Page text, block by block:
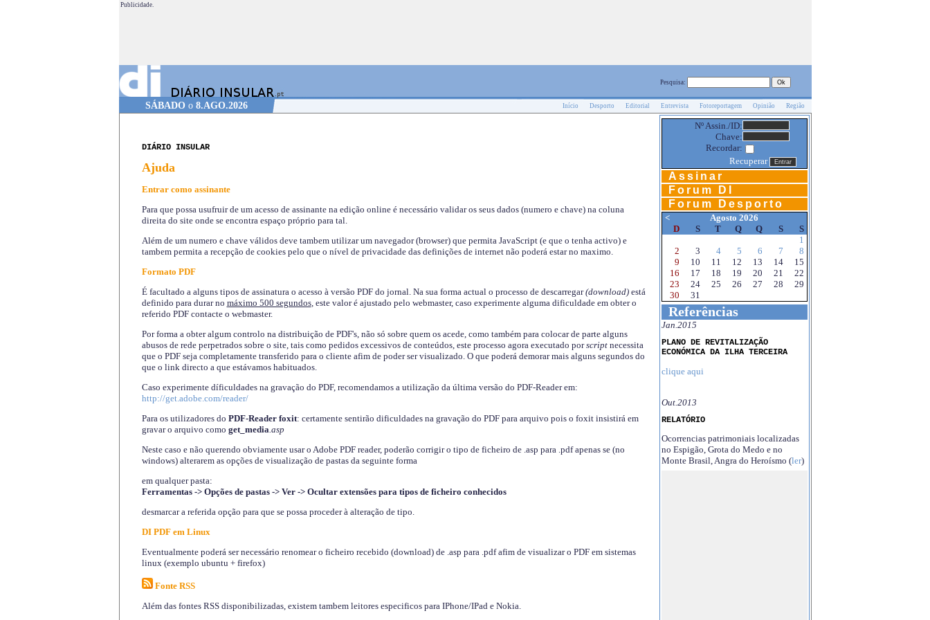
Publicidade.
Pesquisa:
SÁBADO o 8.AGO.2026 Início Desporto Editorial Entrevista Fotoreportagem Opinião Região
DIÁRIO INSULAR
Ajuda
Entrar como assinante
Para que possa usufruir de um acesso de assinante na edição online é necessário validar os seus dados (numero e chave) na coluna
direita do site onde se encontra espaço próprio para tal.
Além de um numero e chave válidos deve tambem utilizar um navegador (browser) que permita JavaScript (e que o tenha activo) e
tambem permita a recepção de cookies pelo que o nível de privacidade das definições de internet não poderá estar no maximo.
Formato PDF
É facultado a alguns tipos de assinatura o acesso à versão PDF do jornal. Na sua forma actual o processo de descarregar(download)está
definido para durar no máximo 500 segundos, este valor é ajustado pelo webmaster, caso experimente alguma dificuldade em obter o
referido PDF contacte o webmaster.
Por forma a obter algum controlo na distribuição de PDF's, não só sobre quem os acede, como também para colocar de parte alguns
abusos de rede perpetrados sobre o site, tais como pedidos excessivos de conteúdos, este processo agora executado porscriptnecessita
que o PDF seja completamente transferido para o cliente afim de poder ser visualizado. O que poderá demorar mais alguns segundos do
que o link directo a que estávamos habituados.
Caso experimente díficuldades na gravação do PDF, recomendamos a utilização da última versão do PDF-Reader em:
http://get.adobe.com/reader/
Para os utilizadores do PDF-Reader foxit: certamente sentirão dificuldades na gravação do PDF para arquivo pois o foxit insistirá em
gravar o arquivo como get_media.asp
Neste caso e não querendo obviamente usar o Adobe PDF reader, poderão corrigir o tipo de ficheiro de .asp para .pdf apenas se (no
windows) alterarem as opções de visualização de pastas da seguinte forma
em qualquer pasta:
Ferramentas -> Opções de pastas -> Ver -> Ocultar extensões para tipos de ficheiro conhecidos
desmarcar a referida opção para que se possa proceder à alteração de tipo.
DI PDF em Linux
Eventualmente poderá ser necessário renomear o ficheiro recebido (download) de .asp para .pdf afim de visualizar o PDF em sistemas
linux (exemplo ubuntu + firefox)
Fonte RSS
Além das fontes RSS disponibilizadas, existem tambem leitores especificos para IPhone/IPad e Nokia.
Nº Assin./ID:
Chave:
Recordar:
Recuperar
Assinar
Forum DI
Forum Desporto
<
Agosto 2026
D
S T Q Q S
S
1
2
3 4 5 6 7
8
9
10 11 12 13 14
15
16
17 18 19 20 21
22
23
24 25 26 27 28
29
30
31
Referências
Jan.2015
PLANO DE REVITALIZAÇÃO
ECONÓMICA DA ILHA TERCEIRA
clique aqui
Out.2013
RELATÓRIO
Ocorrencias patrimoniais localizadas
no Espigão, Grota do Medo e no
Monte Brasil, Angra do Heroísmo (ler)